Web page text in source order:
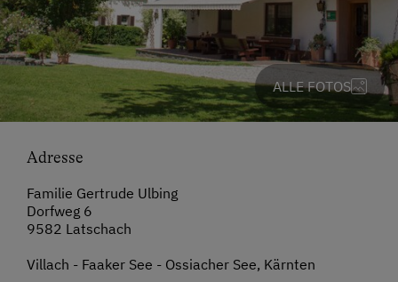
ALLE FOTOS
Adresse
Familie Gertrude Ulbing
Dorfweg 6
9582 Latschach
Villach - Faaker See - Ossiacher See, Kärnten